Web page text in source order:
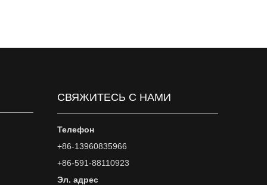
СВЯЖИТЕСЬ С НАМИ
Телефон
+86-13960835966
+86-591-88110923
Эл. адрес